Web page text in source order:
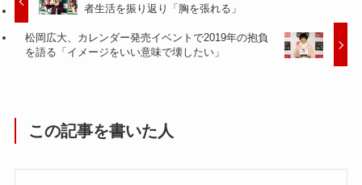
者生活を振り返り「胸を張れる」
松岡広大、カレンダー発売イベントで2019年の抱負
を語る「イメージをいい意味で壊したい」
この記事を書いた人